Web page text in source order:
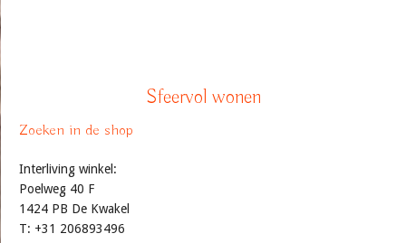
Sfeervol wonen
Zoeken in de shop
Interliving winkel:
Poelweg 40 F
1424 PB De Kwakel
T: +31 206893496